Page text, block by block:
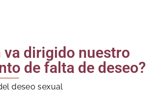
va dirigido nuestro
de falta de deseo?
deseo sexual